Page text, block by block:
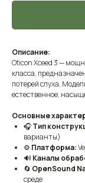
Описание:
Oticon Xceed 3 —
класса,
потерей слуха.
естественное,
Основные
🎧Тип
варианты)
⚙️ Платформа:
🔊 Каналы
🔄 OpenSound
среде